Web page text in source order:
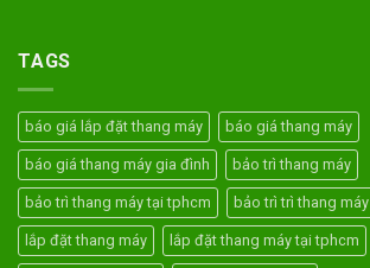
TAGS
báo giá lắp đặt thang máy báo giá thang máy
báo giá thang máy gia đình bảo trì thang máy
bảo trì thang máy tại tphcm bảo trì trì thang máy
lắp đặt thang máy lắp đặt thang máy tại tphcm